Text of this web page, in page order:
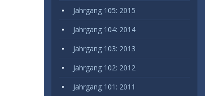
Jahrgang 105: 2015
Jahrgang 104: 2014
Jahrgang 103: 2013
Jahrgang 102: 2012
Jahrgang 101: 2011